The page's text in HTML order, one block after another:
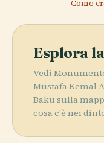
Come
Esplora
Vedi
Mustafa Kemal
Baku sulla
cosa c'è nei